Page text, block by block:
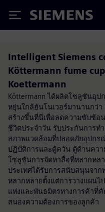
Siemens
Intelligent Siemens
Köttermann fume
Koettermann
Köttermann ได้ผลิตโซลูชันอุ
หยุ่นใกล้ฮันโนเวอร์มานานกว่
สร้างขึ้นที่นี่เพื่อลดความซับซ้อ
ชีวิตประจำวัน รับประกันการท
สภาพแวดล้อมที่ปลอดภัยอุปกร
ปฏิบัติการและตู้ควัน ตู้ด้านคว
โซลูชันการจัดหาสื่อที่หลากหล
ประเทศได้รับการสนับสนุนจา
หลากหลายตั้งแต่การวางแผนไ
แห่งและพันธมิตรทางการค้าที่
สนองความต้องการของลูกค้า